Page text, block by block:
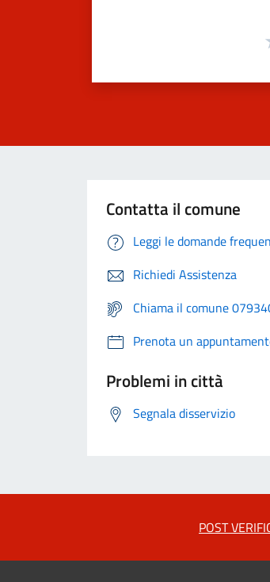
Contatta il comune
Leggi le domande
Richiedi Assistenza
Chiama il comune
Prenota un
Problemi in città
Segnala disservizio
POST